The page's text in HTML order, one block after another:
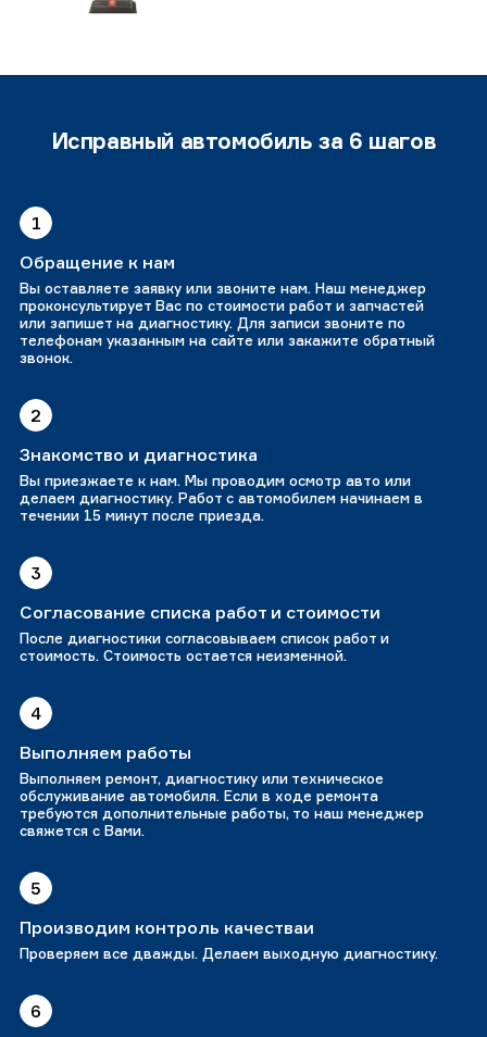
Исправный автомобиль за 6 шагов
1
Обращение к нам
Вы оставляете заявку или звоните нам. Наш менеджер
проконсультирует Вас по стоимости работ и запчастей
или запишет на диагностику. Для записи звоните по
телефонам указанным на сайте или закажите обратный
звонок.
2
Знакомство и диагностика
Вы приезжаете к нам. Мы проводим осмотр авто или
делаем диагностику. Работ с автомобилем начинаем в
течении 15 минут после приезда.
3
Согласование списка работ и стоимости
После диагностики согласовываем список работ и
стоимость. Стоимость остается неизменной.
4
Выполняем работы
Выполняем ремонт, диагностику или техническое
обслуживание автомобиля. Если в ходе ремонта
требуются дополнительные работы, то наш менеджер
свяжется с Вами.
5
Производим контроль качестваи
Проверяем все дважды. Делаем выходную диагностику.
6